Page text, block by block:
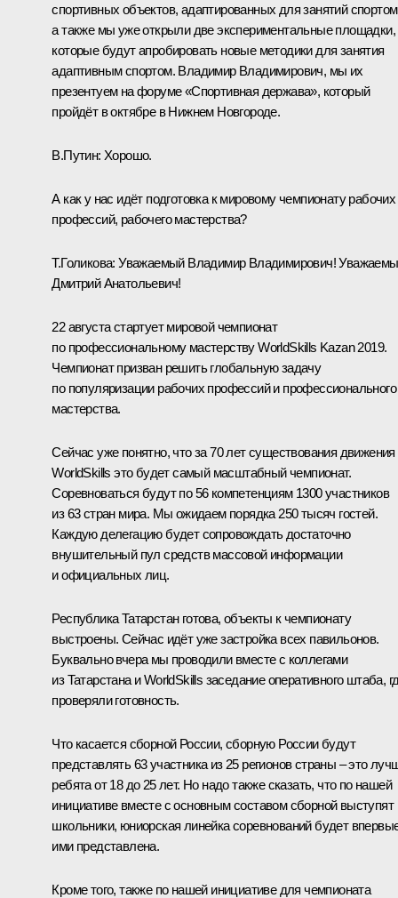
спортивных объектов, адаптированных для занятий
а также мы уже открыли две экспериментальные площадки,
которые будут апробировать новые методики для занятия
адаптивным спортом. Владимир Владимирович, мы их
презентуем на форуме «Спортивная держава», который
пройдёт в октябре в Нижнем Новгороде.
В.Путин: Хорошо.
А как у нас идёт подготовка к мировому чемпионату рабочих
профессий, рабочего мастерства?
Т.Голикова: Уважаемый Владимир Владимирович!
Дмитрий Анатольевич!
22 августа стартует мировой чемпионат
по профессиональному мастерству WorldSkills Kazan 2019.
Чемпионат призван решить глобальную задачу
по популяризации рабочих профессий и профессионального
мастерства.
Сейчас уже понятно, что за 70 лет существования движения
WorldSkills это будет самый масштабный чемпионат.
Соревноваться будут по 56 компетенциям 1300 участников
из 63 стран мира. Мы ожидаем порядка 250 тысяч гостей.
Каждую делегацию будет сопровождать достаточно
внушительный пул средств массовой информации
и официальных лиц.
Республика Татарстан готова, объекты к чемпионату
выстроены. Сейчас идёт уже застройка всех павильонов.
Буквально вчера мы проводили вместе с коллегами
из Татарстана и WorldSkills заседание оперативного штаба,
проверяли готовность.
Что касается сборной России, сборную России будут
представлять 63 участника из 25 регионов страны – это
ребята от 18 до 25 лет. Но надо также сказать, что по нашей
инициативе вместе с основным составом сборной выступят
школьники, юниорская линейка соревнований будет
ими представлена.
Кроме того, также по нашей инициативе для чемпионата